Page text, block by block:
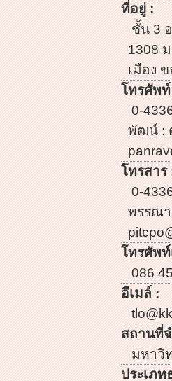
ที่อยู่ :
ชั้น 3
1308
เมือง
โทรศัพ
0-
พัฒน์ :
โทรสาร
0-
พรรณ
โทรศัพ
086
อีเมล์ :
สถานที่
มหาวิ
ประเภท